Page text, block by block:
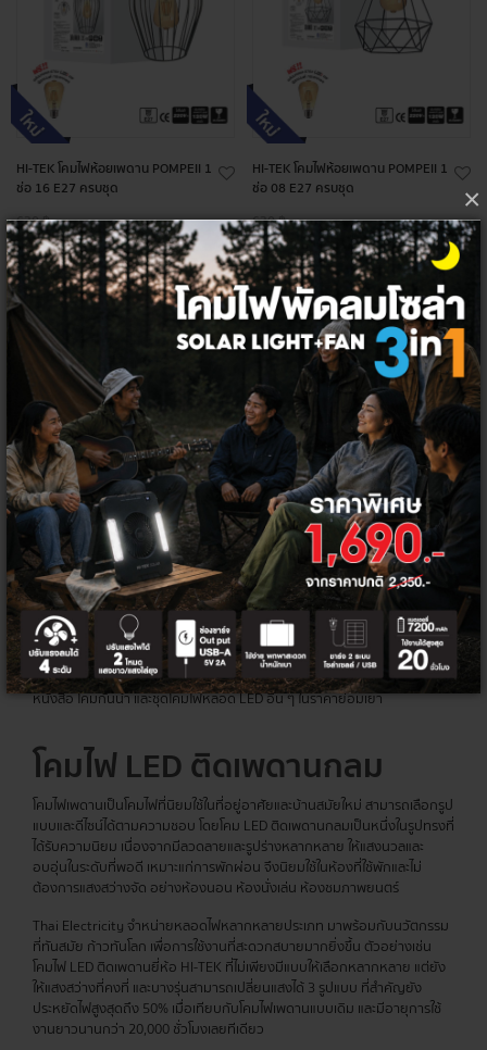
×
HI-TEK โคมไฟห้อยเพดาน POMPEII 1
ช่อ 16 E27 ครบชุด
630 ฿
530 ฿
+
HI-TEK โคมไฟห้อยเพดาน POMPEII 1
ช่อ 08 E27 ครบชุด
630 ฿
530 ฿
โคมไฟ LED คุณภาพดี
ราคาพิเศษ
โคมไฟหลอด LED ในปัจจุบัน ไม่ได้ทำหน้าที่เพียงแค่ให้แสงสว่างภายในบ้าน
เท่านั้น แต่ยังเพิ่มความสวยงาม ให้ความรู้สึกที่อบอุ่นด้วยเช่นกัน และที่ Thai
Electricity เราคือผู้จัดจำหน่ายโคมไฟและหลอดไฟ LED ยี่ห้อ HI-TEK และ
MACAN ซึ่งเป็นแบรนด์ที่ได้รับการยอมรับว่ามีคุณภาพสูง ทันสมัย เหมาะกับ
ไลฟ์สไตล์ของคนรุ่นใหม่ เน้นการสร้างสรรค์นวัตกรรมที่สร้างความสะดวกสบาย
ไปพร้อมกับการประหยัดพลังงาน รักษาสิ่งแวดล้อม และปลอดภัยในการใช้งาน
ไม่ว่าจะเป็นโคมไฟ LED ติดเพดาน โคมไฟดาวน์ไลต์ โคมไฟสปอตไลต์ โคมไฟอ่าน
หนังสือ โคมกันน้ำ และชุดโคมไฟหลอด LED อื่น ๆ ในราคาย่อมเยา
โคมไฟ LED ติดเพดานกลม
โคมไฟเพดานเป็นโคมไฟที่นิยมใช้ในที่อยู่อาศัยและบ้านสมัยใหม่ สามารถเลือกรูป
แบบและดีไซน์ได้ตามความชอบ โดยโคม LED ติดเพดานกลมเป็นหนึ่งในรูปทรงที่
ได้รับความนิยม เนื่องจากมีลวดลายและรูปร่างหลากหลาย ให้แสงนวลและ
อบอุ่นในระดับที่พอดี เหมาะแก่การพักผ่อน จึงนิยมใช้ในห้องที่ใช้พักและไม่
ต้องการแสงสว่างจัด อย่างห้องนอน ห้องนั่งเล่น ห้องชมภาพยนตร์
Thai Electricity จำหน่ายหลอดไฟหลากหลายประเภท มาพร้อมกับนวัตกรรม
ที่ทันสมัย ก้าวทันโลก เพื่อการใช้งานที่สะดวกสบายมากยิ่งขึ้น ตัวอย่างเช่น
โคมไฟ LED ติดเพดานยี่ห้อ HI-TEK ที่ไม่เพียงมีแบบให้เลือกหลากหลาย แต่ยัง
ให้แสงสว่างที่คงที่ และบางรุ่นสามารถเปลี่ยนแสงได้ 3 รูปแบบ ที่สำคัญยัง
ประหยัดไฟสูงสุดถึง 50% เมื่อเทียบกับโคมไฟเพดานแบบเดิม และมีอายุการใช้
งานยาวนานกว่า 20,000 ชั่วโมงเลยทีเดียว